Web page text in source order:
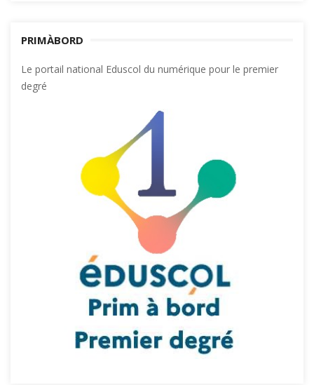
PRIMÀBORD
Le portail national Eduscol du numérique pour le premier
degré